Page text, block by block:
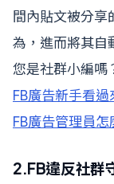
間內貼文被分享
為，進而將其自
您是社群小編嗎
FB廣告新手看
FB廣告管理員
2.FB違反社群